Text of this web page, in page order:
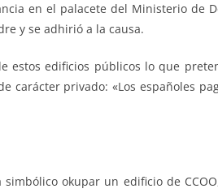
en el palacete del Ministerio de
y se adhirió a la causa.
estos edificios públicos lo que
carácter privado: «Los españoles
okupar un edificio de